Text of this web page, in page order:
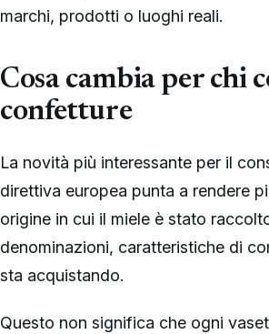
marchi, prodotti o luoghi reali.
Cosa cambia per chi
confetture
La novità più interessante per il
direttiva europea punta a rendere
origine in cui il miele è stato
denominazioni, caratteristiche di
sta acquistando.
Questo non significa che ogni